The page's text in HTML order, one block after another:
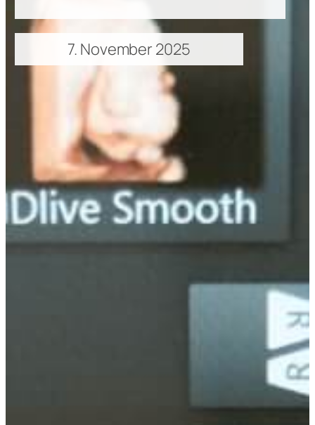
7. November 2025